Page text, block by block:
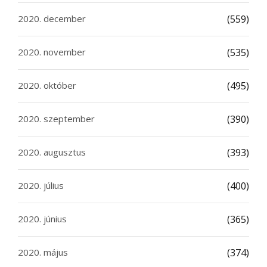
2020. december (559)
2020. november (535)
2020. október (495)
2020. szeptember (390)
2020. augusztus (393)
2020. július (400)
2020. június (365)
2020. május (374)